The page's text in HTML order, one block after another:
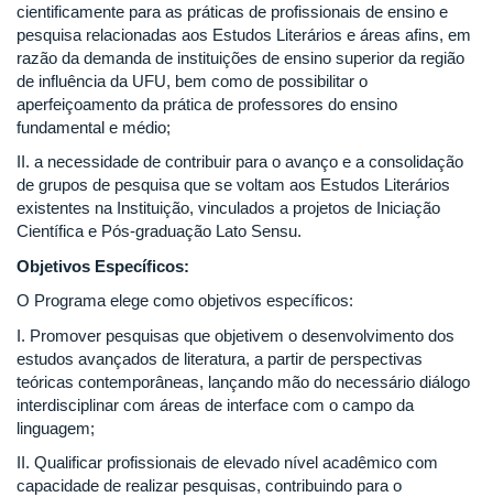
cientificamente para as práticas de profissionais de ensino e
pesquisa relacionadas aos Estudos Literários e áreas afins, em
razão da demanda de instituições de ensino superior da região
de influência da UFU, bem como de possibilitar o
aperfeiçoamento da prática de professores do ensino
fundamental e médio;
II. a necessidade de contribuir para o avanço e a consolidação
de grupos de pesquisa que se voltam aos Estudos Literários
existentes na Instituição, vinculados a projetos de Iniciação
Científica e Pós-graduação Lato Sensu.
Objetivos Específicos:
O Programa elege como objetivos específicos:
I. Promover pesquisas que objetivem o desenvolvimento dos
estudos avançados de literatura, a partir de perspectivas
teóricas contemporâneas, lançando mão do necessário diálogo
interdisciplinar com áreas de interface com o campo da
linguagem;
II. Qualificar profissionais de elevado nível acadêmico com
capacidade de realizar pesquisas, contribuindo para o